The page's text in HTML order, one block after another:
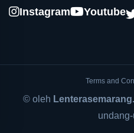
Instagram Youtube
Terms and
© oleh